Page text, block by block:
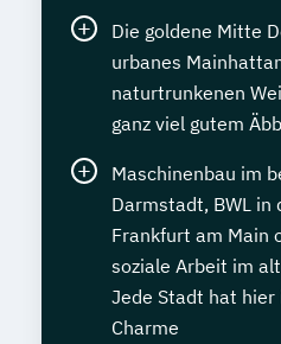
Baumanagement
Produktion (B. Eng.) 6
Energien (B. Eng.) 6
(B. Eng.) 6 oder 7
Die goldene Mitte
urbanes
naturtrunkenen
ganz viel gutem
Maschinenbau im
Darmstadt, BWL in
Frankfurt am Main
soziale Arbeit im
Jede Stadt hat hier
Charme